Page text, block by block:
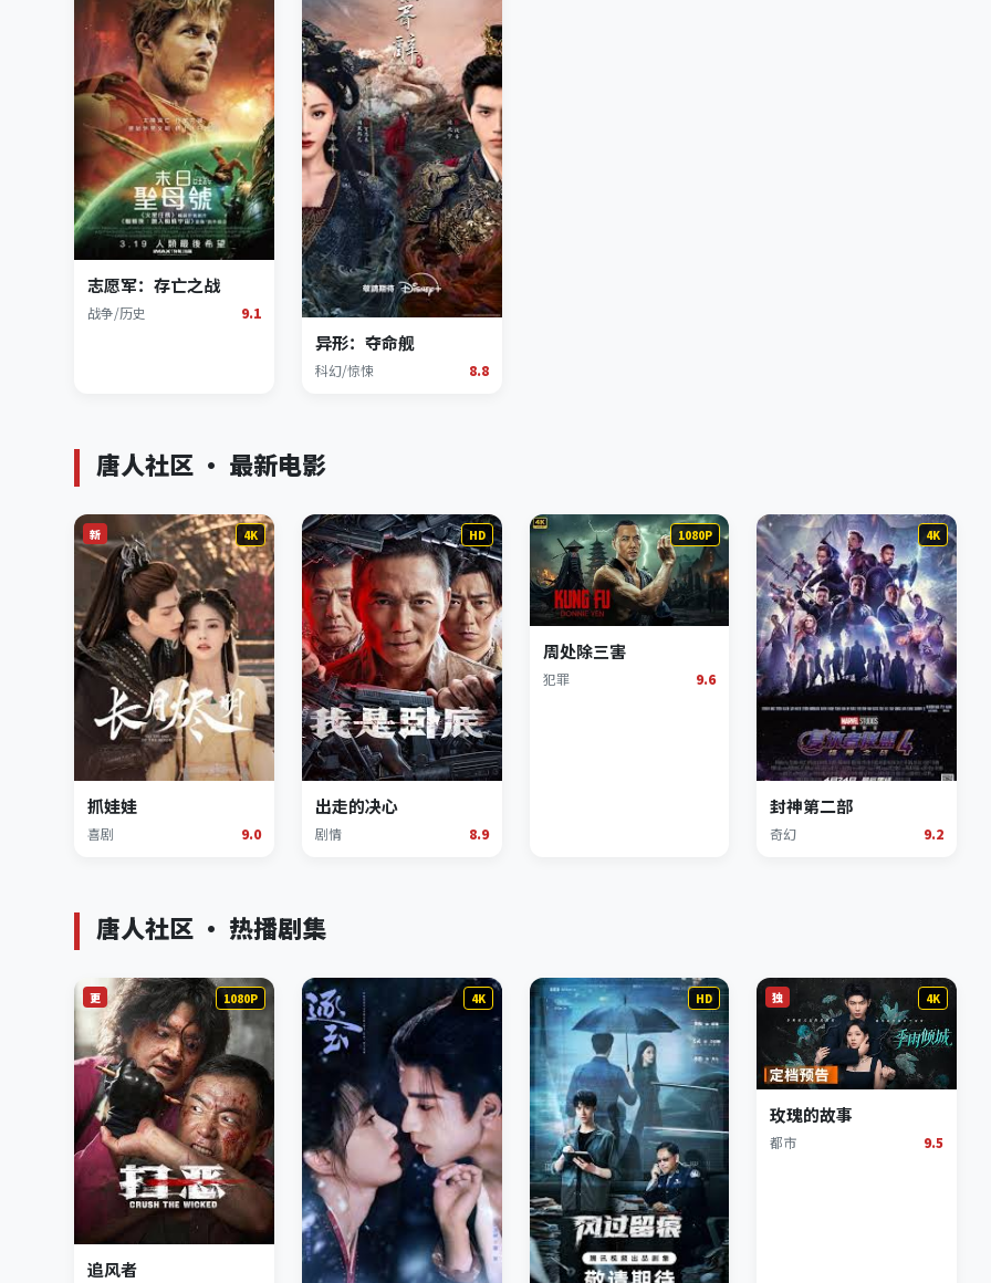
志愿军：存亡之战
战争/历史 9.1
异形：夺命舰
科幻/惊悚 8.8
唐人社区 · 最新电影
新 4K
抓娃娃
喜剧 9.0
HD
出走的决心
剧情 8.9
1080P
周处除三害
犯罪 9.6
4K
封神第二部
奇幻 9.2
唐人社区 · 热播剧集
更 1080P
追风者
4K HD 独 4K
玫瑰的故事
都市 9.5